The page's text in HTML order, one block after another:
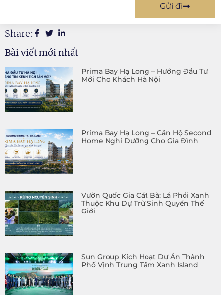
Gửi đi
Share:
Bài viết mới nhất
Prima Bay Hạ Long – Hướng Đầu Tư
Mới Cho Khách Hà Nội
Prima Bay Hạ Long – Căn Hộ Second
Home Nghỉ Dưỡng Cho Gia Đình
Vườn Quốc Gia Cát Bà: Lá Phổi Xanh
Thuộc Khu Dự Trữ Sinh Quyển Thế
Giới
Sun Group Kích Hoạt Dự Án Thành
Phố Vịnh Trung Tâm Xanh Island